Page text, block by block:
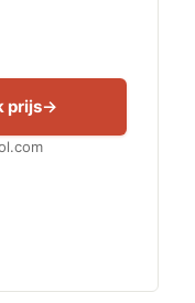
prijs